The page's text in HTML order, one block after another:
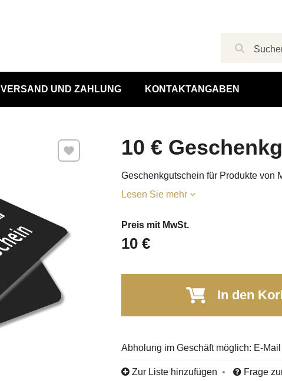
VERSAND UND ZAHLUNG KONTAKTANGABEN
10 €
Geschenkgutschein für Produkte von
Lesen Sie mehr
Zu Favoriten hinzufügen
Preis mit MwSt.
10 €
In den
E-
Zur Liste hinzufügen Frage